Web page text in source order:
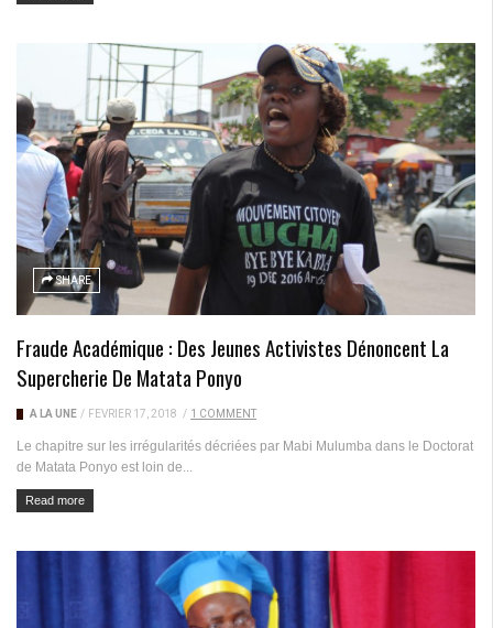
SHARE
Fraude Académique : Des Jeunes Activistes Dénoncent La
Supercherie De Matata Ponyo
A LA UNE / FÉVRIER 17, 2018 / 1 COMMENT
Le chapitre sur les irrégularités décriées par Mabi Mulumba dans le Doctorat
de Matata Ponyo est loin de...
Read more